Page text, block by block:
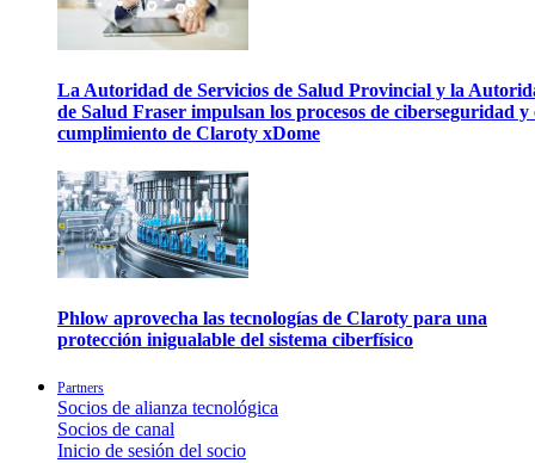
La Autoridad de Servicios de Salud Provincial y la
de Salud Fraser impulsan los procesos de ciberseguridad y
cumplimiento de Claroty xDome
Phlow aprovecha las tecnologías de Claroty para una
protección inigualable del sistema ciberfísico
Partners
Socios de alianza tecnológica
Socios de canal
Inicio de sesión del socio